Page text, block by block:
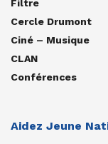
Filtre
Cercle Drumont
Ciné – Musique
CLAN
Conférences
Aidez Jeune